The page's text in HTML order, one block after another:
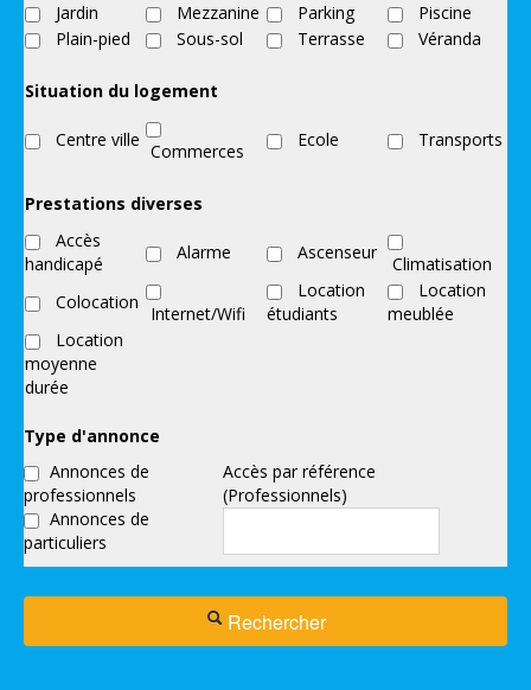
Jardin
Mezzanine Parking
Piscine
Plain-pied
Sous-sol Terrasse Véranda
Situation du logement
Centre ville
Commerces
Ecole Transports
Prestations diverses
Accès
handicapé
Alarme Ascenseur
Climatisation
Colocation
Internet/Wifi
Location
étudiants
Location
meublée
Location
moyenne
durée
Type d'annonce
Annonces de
professionnels
Annonces de
particuliers
Accès par référence
(Professionnels)
Rechercher